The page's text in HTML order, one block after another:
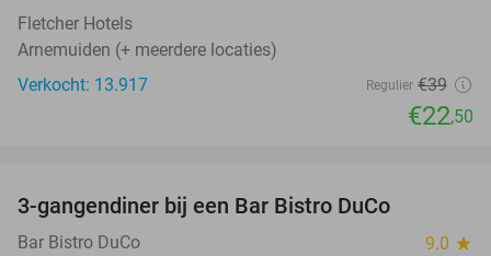
Fletcher Hotels
Arnemuiden (+ meerdere locaties)
Verkocht: 13.917
Regulier €39
€22,50
3-gangendiner bij een Bar Bistro DuCo
Bar Bistro DuCo 9.0 star